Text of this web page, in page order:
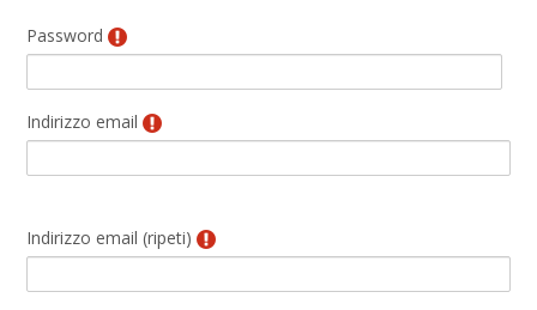
Password
Indirizzo email
Indirizzo email (ripeti)